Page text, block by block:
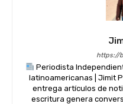
https://
Periodista
latinoamericanas | Jimit
entrega artículos de
escritura genera